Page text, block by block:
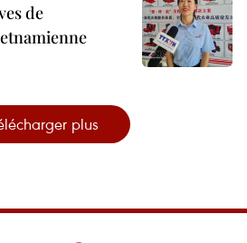
de
plus